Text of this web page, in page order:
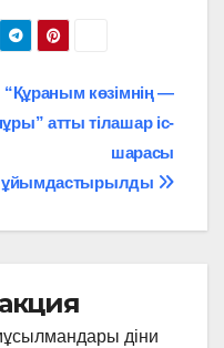
“Құраным көзімнің —
атты тілашар іс-
шарасы
ұйымдастырылды
діни